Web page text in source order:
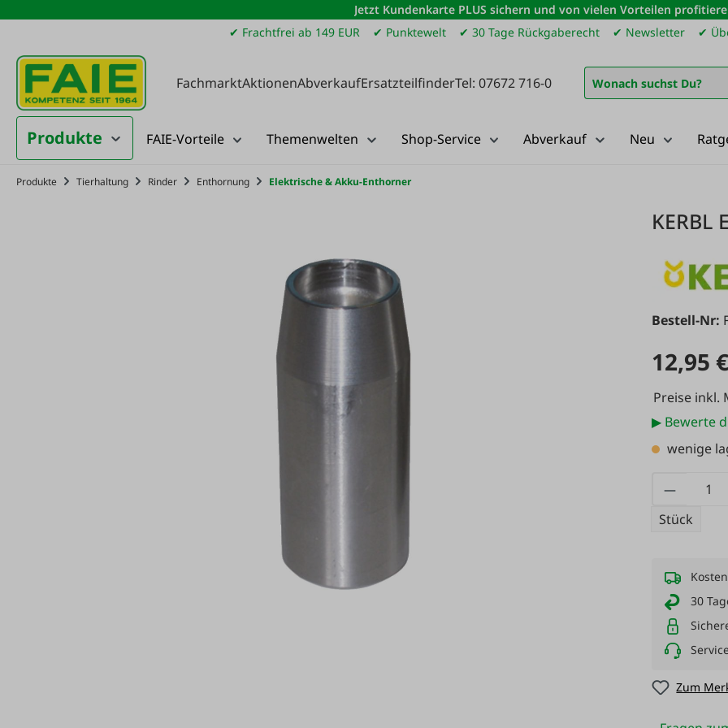
Hauptinhalt springen
Zur Suche springen
Zur Hauptnavigation springen
Jetzt Kundenkarte PLUS sichern und von vielen Vorteilen
✔ Frachtfrei ab 149 EUR
✔ Punktewelt ✔ 30 Tage Rückgaberecht ✔ Newsletter ✔
FachmarktAktionenAbverkaufErsatzteilfinderTel: 07672 716-0
Produkte FAIE-Vorteile Themenwelten Shop-Service Abverkauf Neu
Produkte Tierhaltung Rinder Enthornung Elektrische & Akku-Enthorner
Bestell-Nr:
12,95
Preise inkl.
▶ Bewerte
wenige
Stück
30
Zum